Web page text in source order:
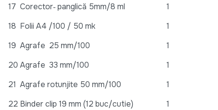
17 Corector‐ panglică 5mm/8 ml
1
18 Folii A4 /100 / 50 mk
1
19 Agrafe 25 mm/100
1
20 Agrafe 33 mm/100
1
21 Agrafe rotunjite 50 mm/100
1
22 Binder clip 19 mm (12 buc/cutie)
1